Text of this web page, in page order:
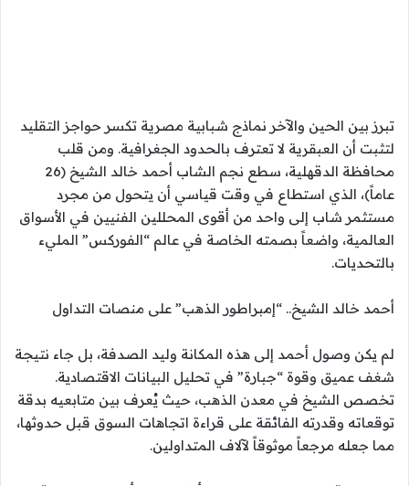
تبرز بين الحين والآخر نماذج شبابية مصرية تكسر حواجز التقليد
لتثبت أن العبقرية لا تعترف بالحدود الجغرافية. ومن قلب
محافظة الدقهلية، سطع نجم الشاب أحمد خالد الشيخ (26
عاماً)، الذي استطاع في وقت قياسي أن يتحول من مجرد
مستثمر شاب إلى واحد من أقوى المحللين الفنيين في الأسواق
العالمية، واضعاً بصمته الخاصة في عالم “الفوركس” المليء
بالتحديات.
أحمد خالد الشيخ.. “إمبراطور الذهب” على منصات التداول
لم يكن وصول أحمد إلى هذه المكانة وليد الصدفة، بل جاء نتيجة
شغف عميق وقوة “جبارة” في تحليل البيانات الاقتصادية.
تخصص الشيخ في معدن الذهب، حيث يُعرف بين متابعيه بدقة
توقعاته وقدرته الفائقة على قراءة اتجاهات السوق قبل حدوثها،
مما جعله مرجعاً موثوقاً لآلاف المتداولين.